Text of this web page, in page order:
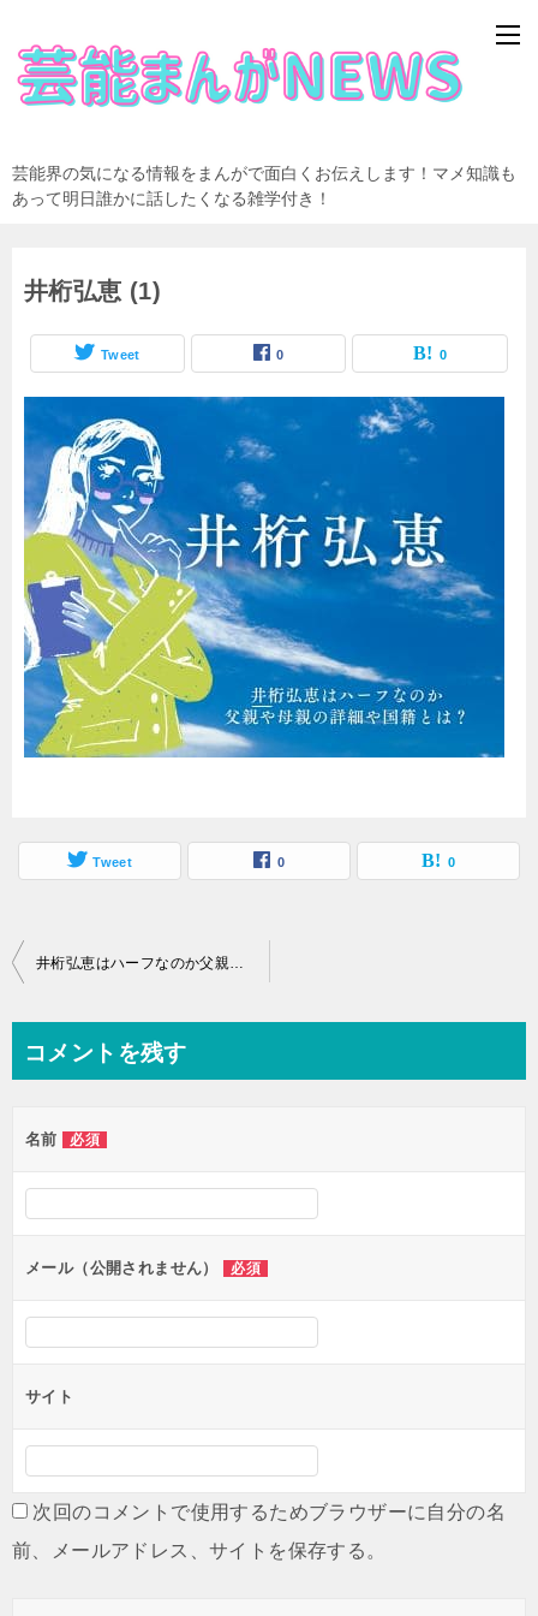
芸能界の気になる情報をまんがで面白くお伝えします！マメ知識も
あって明日誰かに話したくなる雑学付き！
井桁弘恵 (1)
Tweet 0 0
Tweet 0 0
投
ビ
ー
シ
ン
井桁弘恵はハーフなのか父親や母親の詳細や国籍とは？
コメントを残す
名前 必須
メール（公開されません） 必須
サイト
次回のコメントで使用するためブラウザーに自分の名
前、メールアドレス、サイトを保存する。